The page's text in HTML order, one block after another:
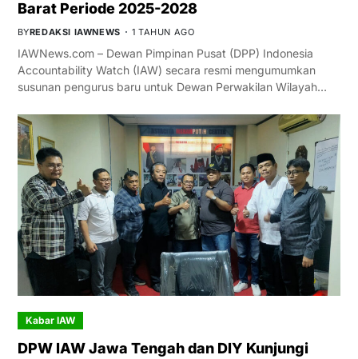
Barat Periode 2025-2028
BYREDAKSI IAWNEWS 1 TAHUN AGO
IAWNews.com – Dewan Pimpinan Pusat (DPP) Indonesia
Accountability Watch (IAW) secara resmi mengumumkan
susunan pengurus baru untuk Dewan Perwakilan Wilayah…
Kabar IAW
DPW IAW Jawa Tengah dan DIY Kunjungi